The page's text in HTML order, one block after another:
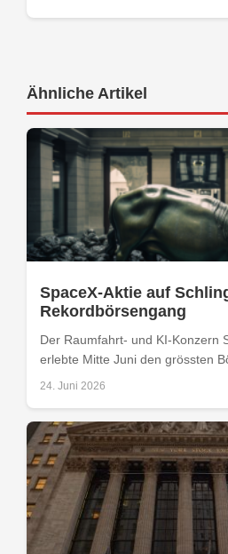
Ähnliche Artikel
SpaceX-Aktie auf
Rekordbörsengang
Der Raumfahrt- und KI-Konzern
erlebte Mitte Juni den grössten
24. Juni 2026